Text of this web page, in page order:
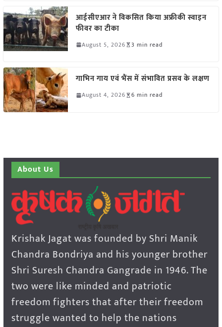
आईसीएआर ने विकसित किया अफ्रीकी स्वाइन
फीवर का टीका
August 5, 2026 3 min read
गाभिन गाय एवं भैंस में संभावित प्रसव के लक्षण
August 4, 2026 6 min read
About Us
Krishak Jagat was founded by Shri Manik
Chandra Bondriya and his younger brother
Shri Suresh Chandra Gangrade in 1946. The
two were like minded and patriotic
freedom fighters that after their freedom
struggle wanted to help the nations